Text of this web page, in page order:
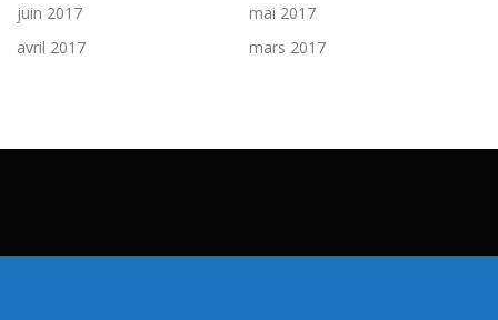
juin 2017
mai 2017
avril 2017
mars 2017